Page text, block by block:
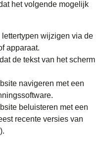
het volgende mogelijk
wijzigen via de
apparaat.
de tekst van het scherm
navigeren met een
beluisteren met een
recente versies van